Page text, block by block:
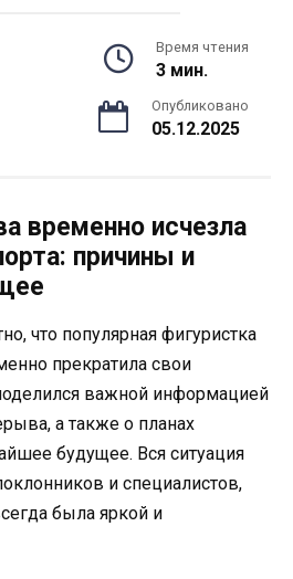
Время чтения
3 мин.
Опубликовано
05.12.2025
временно исчезла
причины и
что популярная фигуристка
прекратила свои
важной информацией
а также о планах
будущее. Вся ситуация
и специалистов,
была яркой и